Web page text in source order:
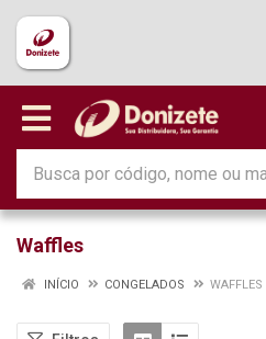
Waffles
INÍCIO CONGELADOS WAFFLES